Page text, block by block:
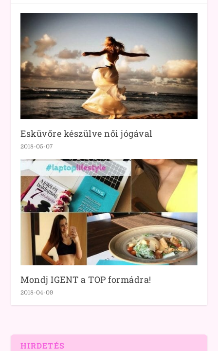
Esküvőre készülve női jógával
2018-05-07
Mondj IGENT a TOP formádra!
2018-04-09
HIRDETÉS